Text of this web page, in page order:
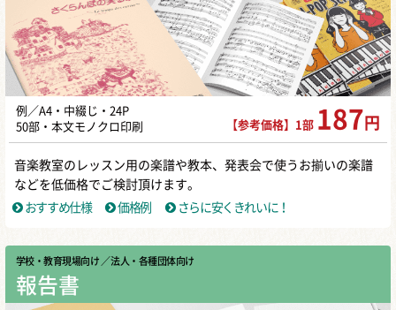
例／A4・中綴じ・24P
50部・本文モノクロ印刷
【参考価格】1部 187 円
音楽教室のレッスン用の楽譜や教本、発表会で使うお揃いの楽譜
などを低価格でご検討頂けます。
おすすめ仕様
価格例 さらに安くきれいに！
学校・教育現場向け ／ 法人・各種団体向け
報告書